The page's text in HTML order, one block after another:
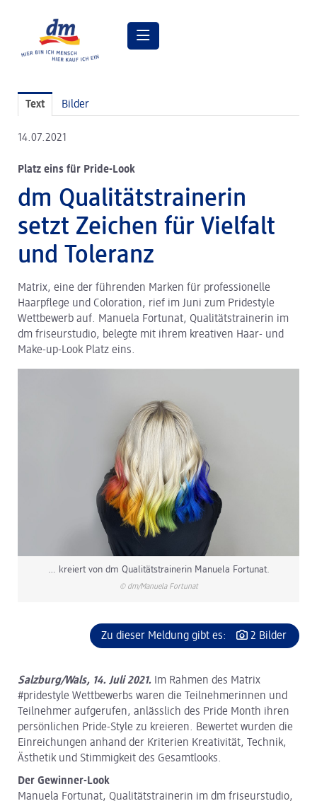
Pressebilder
dm Geschäftsführung
dm Markt
dm friseurstudio
dm kosmetikstudio
Verantwortung
Lehre bei dm
Arbeiten bei dm
dm Logistik
ACTIVE BEAUTY
Text Bilder
14.07.2021
Platz eins für Pride-Look
dm Qualitätstrainerin
setzt Zeichen für Vielfalt
und Toleranz
Matrix, eine der führenden Marken für professionelle
Haarpflege und Coloration, rief im Juni zum Pridestyle
Wettbewerb auf. Manuela Fortunat, Qualitätstrainerin im
dm friseurstudio, belegte mit ihrem kreativen Haar- und
Make-up-Look Platz eins.
… kreiert von dm Qualitätstrainerin Manuela Fortunat.
© dm/Manuela Fortunat
Zu dieser Meldung gibt es: 2 Bilder
Salzburg/Wals, 14. Juli 2021. Im Rahmen des Matrix
#pridestyle Wettbewerbs waren die Teilnehmerinnen und
Teilnehmer aufgerufen, anlässlich des Pride Month ihren
persönlichen Pride-Style zu kreieren. Bewertet wurden die
Einreichungen anhand der Kriterien Kreativität, Technik,
Ästhetik und Stimmigkeit des Gesamtlooks.
Der Gewinner-Look
Manuela Fortunat, Qualitätstrainerin im dm friseurstudio,